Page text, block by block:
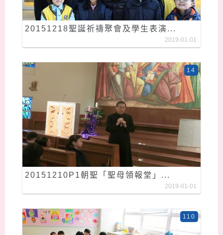
20151218聖誕祈禱聚會及學生表演...
2019-01-01
20151210P1朝聖「聖母領報堂」...
14
2019-01-01
110